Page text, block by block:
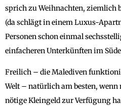
sprich zu Weihnachten, ziemlich
(da schlägt in einem Luxus-
Personen schon einmal
einfacheren Unterkünften im
Freilich – die Malediven
Welt – natürlich am besten, wenn
nötige Kleingeld zur Verfügung